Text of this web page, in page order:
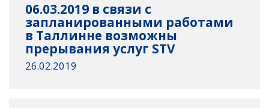
06.03.2019 в связи с
запланированными работами
в Таллинне возможны
прерывания услуг STV
26.02.2019